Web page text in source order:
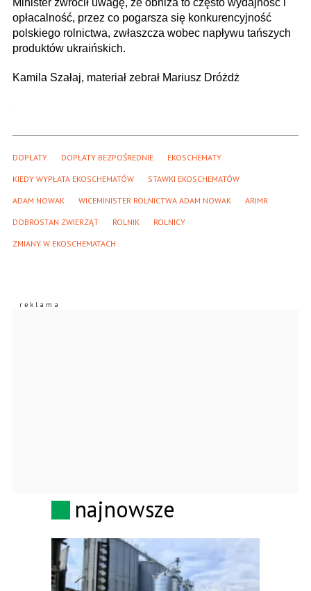
opłacalność, przez co pogarsza się konkurencyjność
polskiego rolnictwa, zwłaszcza wobec napływu tańszych
produktów ukraińskich.
Kamila Szałaj, materiał zebrał Mariusz Dróżdż
DOPŁATY DOPŁATY BEZPOŚREDNIE EKOSCHEMATY
KIEDY WYPŁATA EKOSCHEMATÓW STAWKI EKOSCHEMATÓW
ADAM NOWAK WICEMINISTER ROLNICTWA ADAM NOWAK ARIMR
DOBROSTAN ZWIERZĄT ROLNIK ROLNICY
ZMIANY W EKOSCHEMATACH
najnowsze